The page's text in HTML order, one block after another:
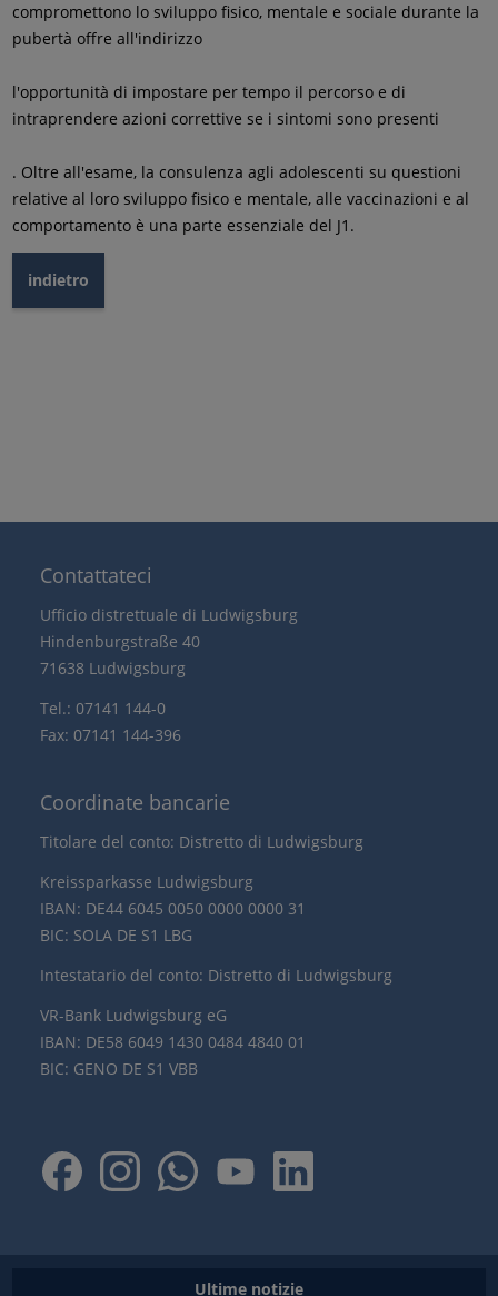
compromettono lo sviluppo fisico, mentale e sociale durante la
pubertà offre all'indirizzo
l'opportunità di impostare per tempo il percorso e di
intraprendere azioni correttive se i sintomi sono presenti
. Oltre all'esame, la consulenza agli adolescenti su questioni
relative al loro sviluppo fisico e mentale, alle vaccinazioni e al
comportamento è una parte essenziale del J1.
indietro
Contattateci
Ufficio distrettuale di Ludwigsburg
Hindenburgstraße 40
71638 Ludwigsburg
Tel.: 07141 144-0
Fax: 07141 144-396
Coordinate bancarie
Titolare del conto: Distretto di Ludwigsburg
Kreissparkasse Ludwigsburg
IBAN: DE44 6045 0050 0000 0000 31
BIC: SOLA DE S1 LBG
Intestatario del conto: Distretto di Ludwigsburg
VR-Bank Ludwigsburg eG
IBAN: DE58 6049 1430 0484 4840 01
BIC: GENO DE S1 VBB
Ultime notizie